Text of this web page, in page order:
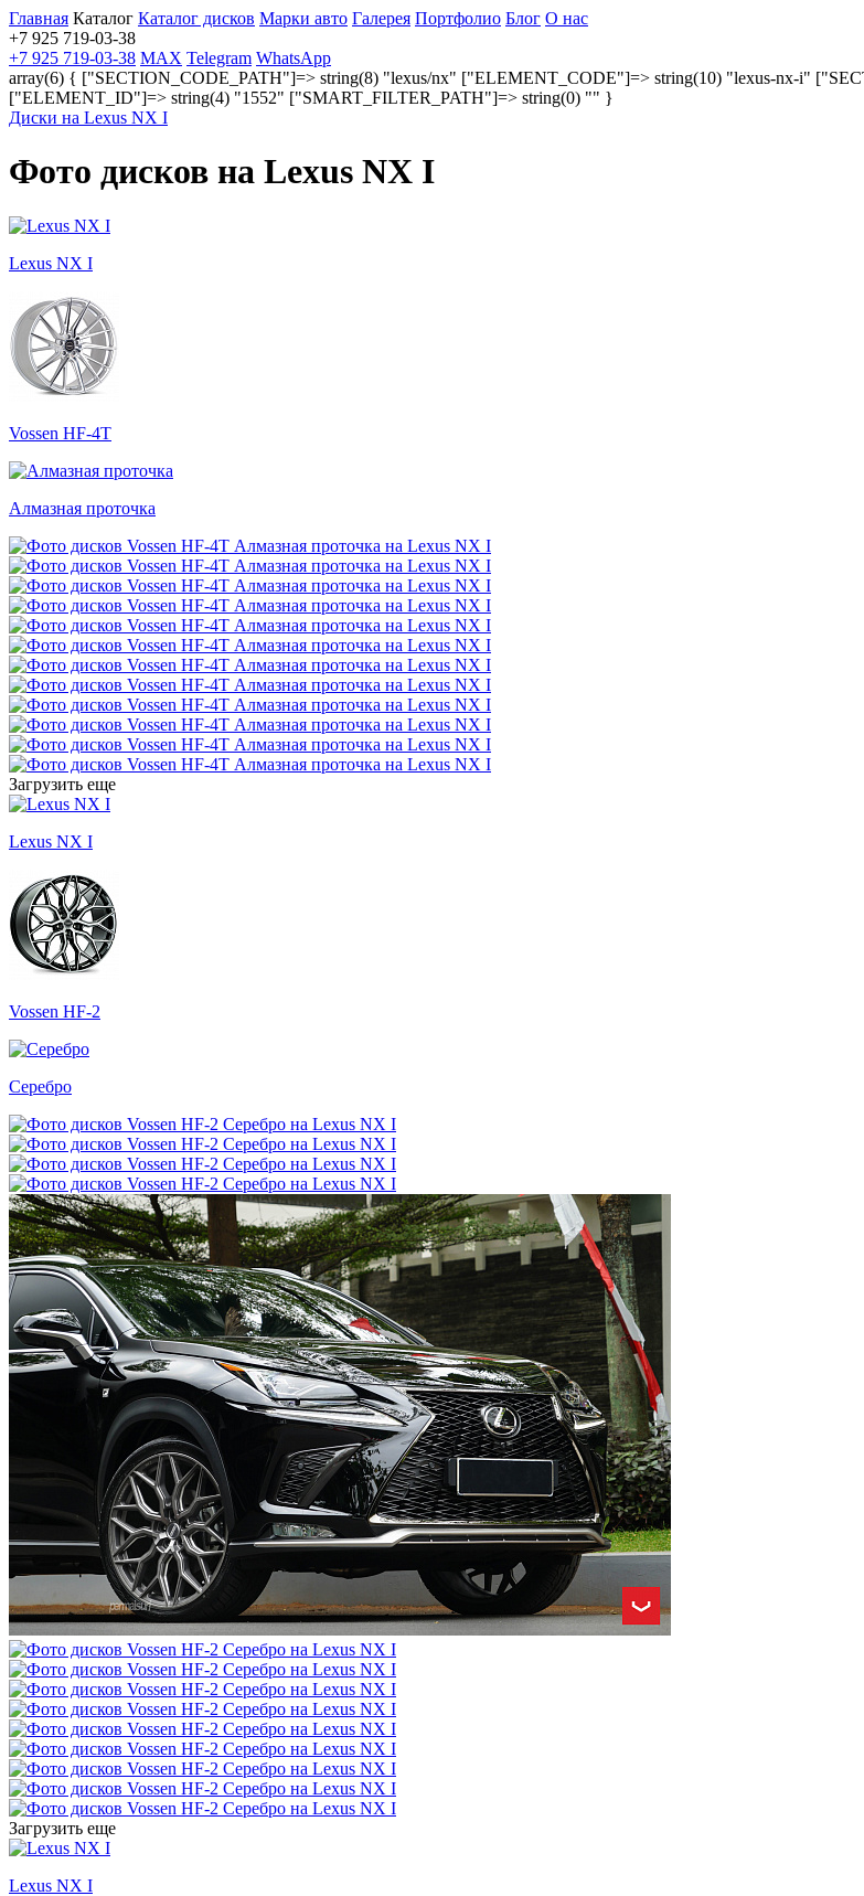
Главная Каталог Каталог дисков Марки авто Галерея Портфолио Блог О нас
+7 925 719-03-38
+7 925 719-03-38 MAX Telegram WhatsApp
array(6) { ["SECTION_CODE_PATH"]=> string(8) "lexus/nx" ["ELEMENT_CODE"]=> string(10) "lexus-nx-i"
["ELEMENT_ID"]=> string(4) "1552" ["SMART_FILTER_PATH"]=> string(0) "" }
Диски на Lexus NX I
Фото дисков на Lexus NX I
Lexus NX I
Vossen HF-4T
Алмазная проточка
Загрузить еще
Lexus NX I
Vossen HF-2
Серебро
Загрузить еще
Lexus NX I